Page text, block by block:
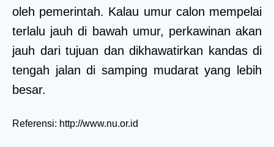
oleh pemerintah. Kalau umur calon mempelai
terlalu jauh di bawah umur, perkawinan akan
jauh dari tujuan dan dikhawatirkan kandas di
tengah jalan di samping mudarat yang lebih
besar.
Referensi: http://www.nu.or.id